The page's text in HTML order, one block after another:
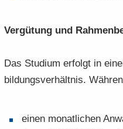
Ver­gü­tung und
Das Stu­di­um er­folgt in
bil­dungs­ver­hält­nis.
einen mo­nat­li­chen